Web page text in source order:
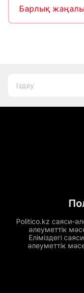
Барлық
Politico.kz саяси-
әлеуметтік
Еліміздегі
әлеуметтік